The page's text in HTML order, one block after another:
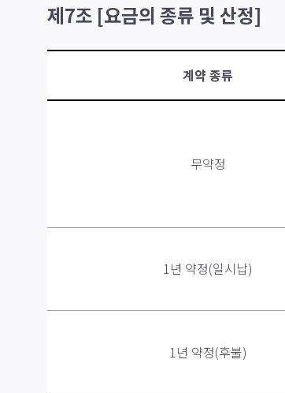
제7조 [요금의 종류 및 산정]
계약 종류
무약정
1년 약정(일시납)
1년 약정(후불)